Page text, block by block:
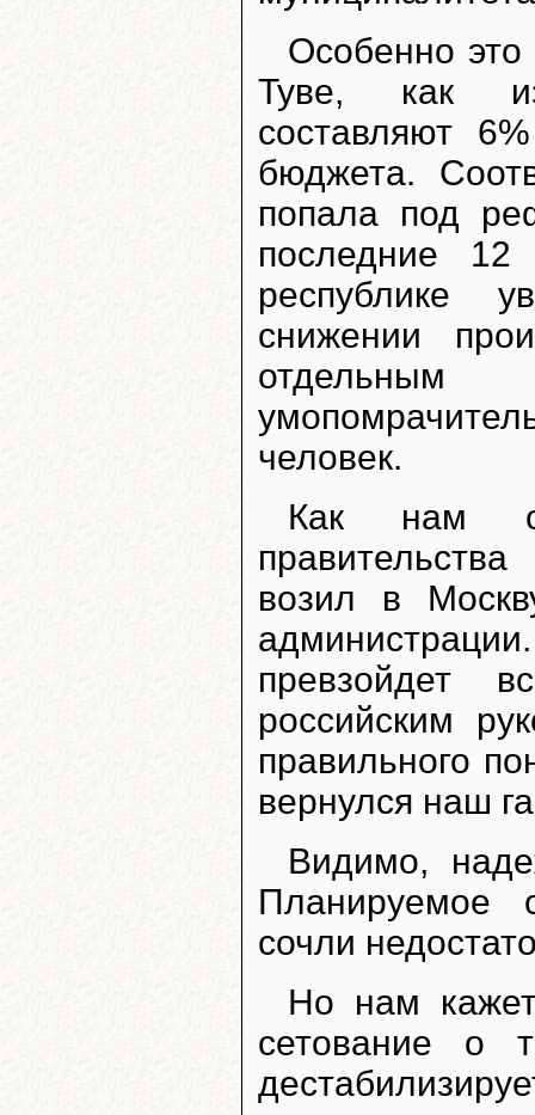
Особенно это
Туве, как
составляют
бюджета.
попала под
последние 12
республике
снижении
человек.
Как нам
правительства
возил в
превзойдет
российским
правильного
вернулся наш
Видимо,
Планируемое
сочли
Но нам
сетование о